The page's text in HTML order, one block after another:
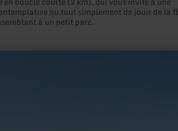
ou tout simplement de jouir de la
à un petit parc.